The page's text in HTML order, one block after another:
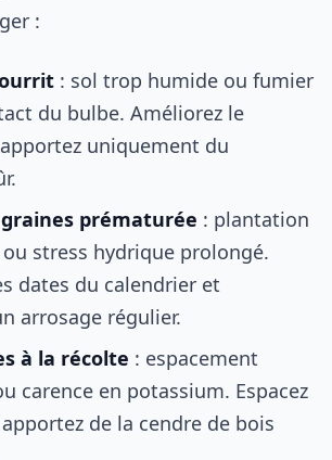
:
: sol trop humide ou fumier
du bulbe. Améliorez le
uniquement du
prématurée : plantation
stress hydrique prolongé.
dates du calendrier et
arrosage régulier.
à la récolte : espacement
carence en potassium. Espacez
de la cendre de bois